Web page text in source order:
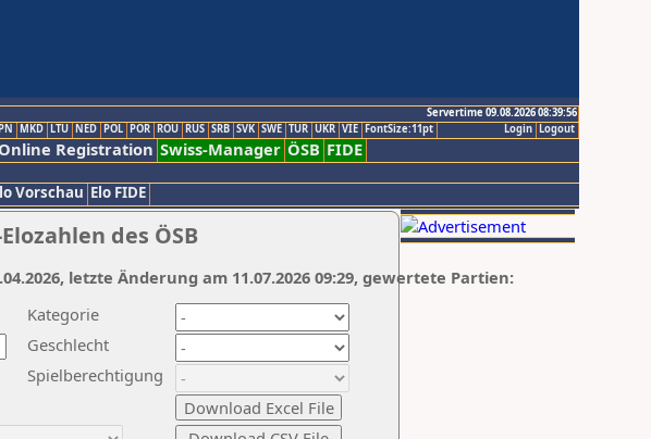
Servertime 09.08.2026 08:39:56
Logout
Login
MKD LTU NED POL POR ROU RUS SRB SVK SWE TUR UKR VIE FontSize:11pt
Online Registration Swiss-Manager ÖSB FIDE
Vorschau Elo FIDE
des ÖSB
Kategorie
Geschlecht
Spielberechtigung
letzte Änderung am 11.07.2026 09:29, gewertete Partien: